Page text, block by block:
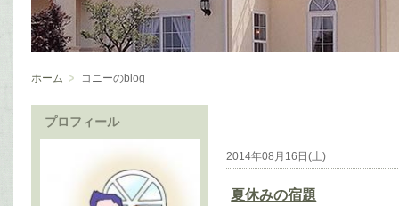
ホーム コニーのblog
プロフィール
2014年08月16日(土)
夏休みの宿題